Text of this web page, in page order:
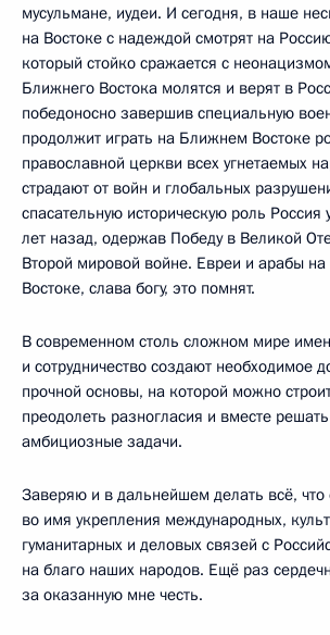
мусульмане, иудеи. И сегодня, в наше
на Востоке с надеждой смотрят на
который стойко сражается с
Ближнего Востока молятся и верят в
победоносно завершив специальную
продолжит играть на Ближнем Востоке
православной церкви всех угнетаемых
страдают от войн и глобальных
спасательную историческую роль
лет назад, одержав Победу в Великой
Второй мировой войне. Евреи и арабы
Востоке, слава богу, это помнят.
В современном столь сложном мире
и сотрудничество создают необходимое
прочной основы, на которой можно
преодолеть разногласия и вместе
амбициозные задачи.
Заверяю и в дальнейшем делать всё, что
во имя укрепления международных,
гуманитарных и деловых связей с
на благо наших народов. Ещё раз
за оказанную мне честь.